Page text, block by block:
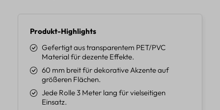
Produkt-Highlights
Gefertigt aus transparentem PET/PVC
Material für dezente Effekte.
60 mm breit für dekorative Akzente auf
größeren Flächen.
Jede Rolle 3 Meter lang für vielseitigen
Einsatz.